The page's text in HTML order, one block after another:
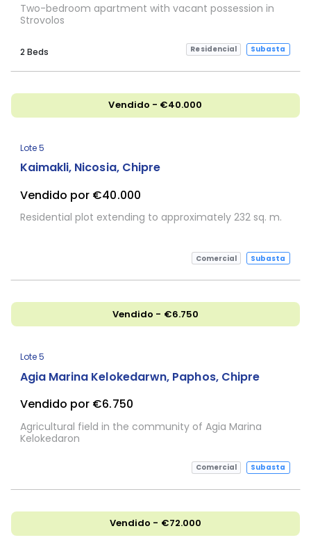
Two-bedroom apartment with vacant possession in
Strovolos
2 Beds Residencial Subasta
Vendido - €40.000
Lote 5
Kaimakli, Nicosia, Chipre
Vendido por €40.000
Residential plot extending to approximately 232 sq. m.
Comercial Subasta
Vendido - €6.750
Lote 5
Agia Marina Kelokedarwn, Paphos, Chipre
Vendido por €6.750
Agricultural field in the community of Agia Marina
Kelokedaron
Comercial Subasta
Vendido - €72.000